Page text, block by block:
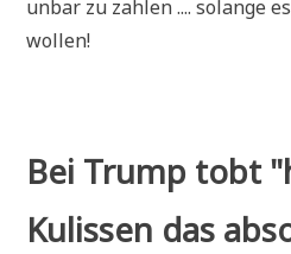
unbar zu zah­len .... solan­ge
wollen!
Bei Trump tobt
Kulissen das